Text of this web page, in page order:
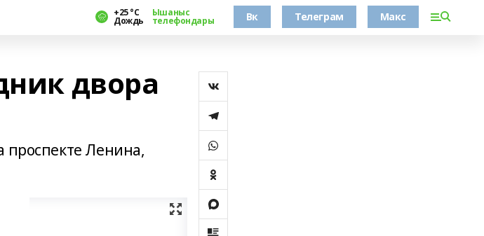
+25 °С
Дождь
Ышаныс
телефондары Вк Телеграм Макс
двора
проспекте Ленина,